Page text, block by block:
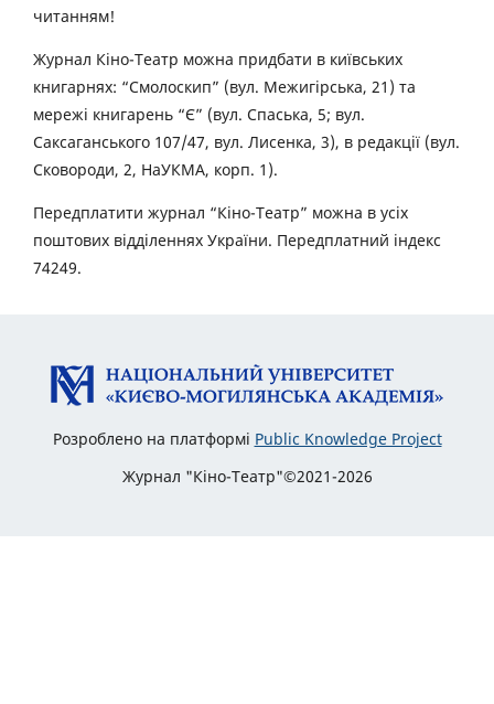
читанням!
Журнал Кіно-Театр можна придбати в київських
книгарнях: “Смолоскип” (вул. Межигірська, 21) та
мережі книгарень “Є” (вул. Спаська, 5; вул.
Саксаганського 107/47, вул. Лисенка, 3), в редакції (вул.
Сковороди, 2, НаУКМА, корп. 1).
Передплатити журнал “Кіно-Театр” можна в усіх
поштових відділеннях України. Передплатний індекс
74249.
Розроблено на платформі Public Knowledge Project
Журнал "Кіно-Театр"©2021-2026